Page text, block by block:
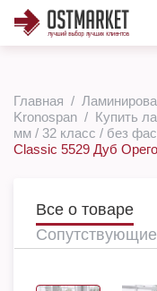
Главная
Kronospan
Купить
мм / 32 класс / без
Classic 5529 Дуб
Все о товаре